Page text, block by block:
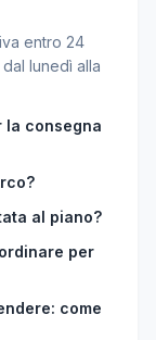
entro 24
lunedì alla
la consegna
al piano?
per
come